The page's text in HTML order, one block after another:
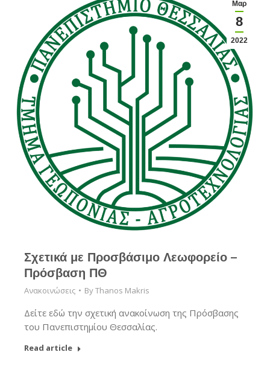
Μαρ
8
2022
Σχετικά με Προσβάσιμο Λεωφορείο –
Πρόσβαση ΠΘ
Ανακοινώσεις ByThanos Makris
Δείτε εδώ την σχετική ανακοίνωση της Πρόσβασης
του Πανεπιστημίου Θεσσαλίας.
Read article